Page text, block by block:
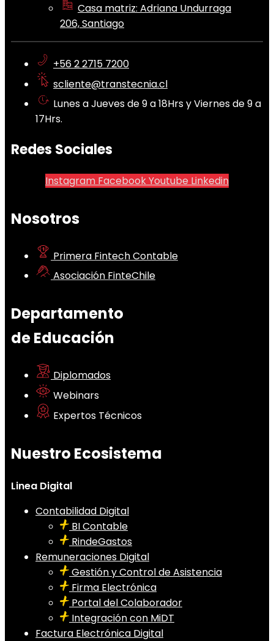
Casa matriz: Adriana Undurraga
206, Santiago
+56 2 2715 7200
scliente@transtecnia.cl
Lunes a Jueves de 9 a 18Hrs y Viernes de 9 a
17Hrs.
Redes Sociales
Instagram FacebookYoutube Linkedin
Nosotros
Primera Fintech Contable
Asociación FinteChile
Departamento
de Educación
Diplomados
Webinars
Expertos Técnicos
Nuestro Ecosistema
Linea Digital
Contabilidad Digital
BI Contable
RindeGastos
Remuneraciones Digital
Gestión y Control de Asistencia
Firma Electrónica
Portal del Colaborador
Integración con MiDT
Factura Electrónica Digital